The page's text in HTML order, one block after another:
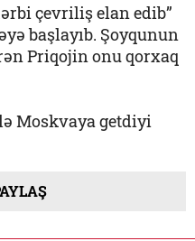
çevriliş elan edib”
başlayıb. Şoyqunun
Priqojin onu qorxaq
Moskvaya getdiyi